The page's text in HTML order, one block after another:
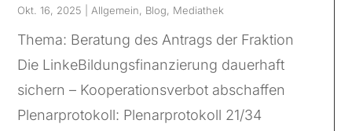
Okt. 16, 2025 Allgemein, Blog, Mediathek
Thema: Beratung des Antrags der Fraktion
Die LinkeBildungsfinanzierung dauerhaft
sichern – Kooperationsverbot abschaffen
Plenarprotokoll: Plenarprotokoll 21/34